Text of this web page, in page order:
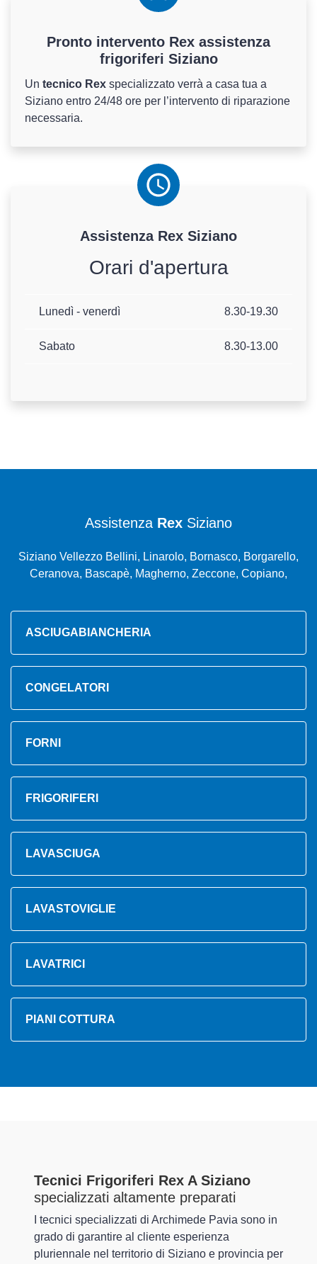
Pronto intervento Rex assistenza
frigoriferi Siziano
Un tecnico Rex specializzato verrà a casa tua a
Siziano entro 24/48 ore per l’intervento di riparazione
necessaria.
Assistenza Rex Siziano
Orari d'apertura
Lunedì - venerdì 8.30-19.30
Sabato 8.30-13.00
Assistenza Rex Siziano
Siziano Vellezzo Bellini, Linarolo, Bornasco, Borgarello,
Ceranova, Bascapè, Magherno, Zeccone, Copiano,
ASCIUGABIANCHERIA
CONGELATORI
FORNI
FRIGORIFERI
LAVASCIUGA
LAVASTOVIGLIE
LAVATRICI
PIANI COTTURA
Tecnici Frigoriferi Rex A Siziano
specializzati altamente preparati
I tecnici specializzati di Archimede Pavia sono in
grado di garantire al cliente esperienza
pluriennale nel territorio di Siziano e provincia per